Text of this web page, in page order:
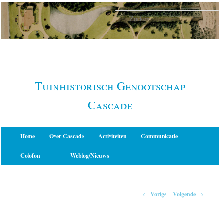
Spring
naar
primaire
Tuinhistorisch Genootschap
Cascade
Home Over Cascade Activiteiten Communicatie
Colofon | Weblog/Nieuws
← Vorige Volgende →